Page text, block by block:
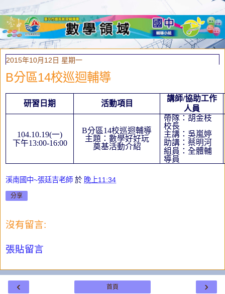
2015年10月12日 星期一
B分區14校巡迴輔導
研習日期 活動項目
講師/協助工作
人員
104.10.19(一)
下午13:00-16:00
B分區14校巡迴輔導
主題：數學好好玩
奠基活動介紹
帶隊：胡金枝
校長
主講：吳嵐婷
助講：蔡明河
組員：全體輔
導員
溪南國中~張廷吉老師 於 晚上11:34
分享
沒有留言:
張貼留言
‹ ›
首頁